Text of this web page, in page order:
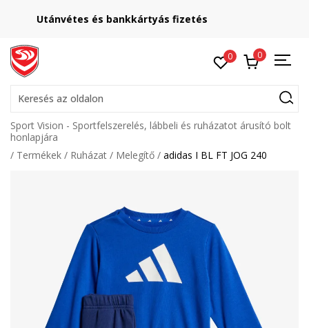
Lépj velünk kapcsolatba
online@sport-vision.hu
0 0
Keresés az oldalon
Sport Vision - Sportfelszerelés, lábbeli és ruházatot árusító bolt
honlapjára
Termékek
Ruházat Melegítő adidas I BL FT JOG 240